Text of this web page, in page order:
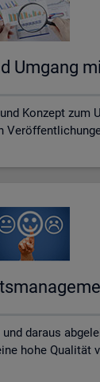
Um­gang
Konzept zum
und daraus
hohe Qualität